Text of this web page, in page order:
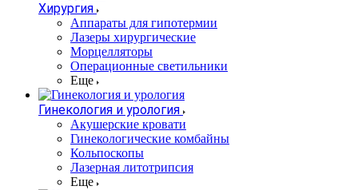
Хирургия
Аппараты для гипотермии
Лазеры хирургические
Морцелляторы
Операционные светильники
Еще
Гинекология и урология
Акушерские кровати
Гинекологические комбайны
Кольпоскопы
Лазерная литотрипсия
Еще